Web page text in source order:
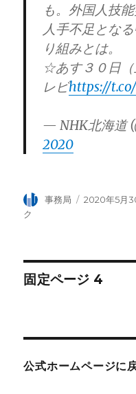
も。外国人技
人手不足とな
り組みとは。
☆あす３０日
レビhttps://
— NHK北海道
2020
投
事務局
投
2020年5月
ク
投
ナ
固定ページ 4
公式ホームページに